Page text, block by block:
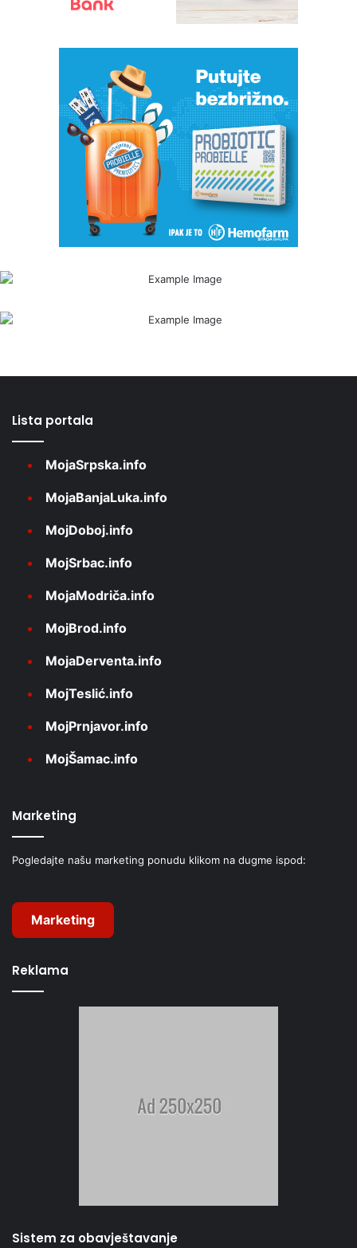
Lista portala
MojaSrpska.info
MojaBanjaLuka.info
MojDoboj.info
MojSrbac.info
MojaModriča.info
MojBrod.info
MojaDerventa.info
MojTeslić.info
MojPrnjavor.info
MojŠamac.info
Marketing
Pogledajte našu marketing ponudu klikom na dugme ispod:
Marketing
Reklama
Sistem za obavještavanje